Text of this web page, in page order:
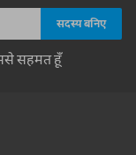
सहमत हूँ